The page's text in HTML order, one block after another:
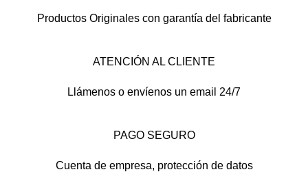
Productos Originales con garantía del fabricante
ATENCIÓN AL CLIENTE
Llámenos o envíenos un email 24/7
PAGO SEGURO
Cuenta de empresa, protección de datos